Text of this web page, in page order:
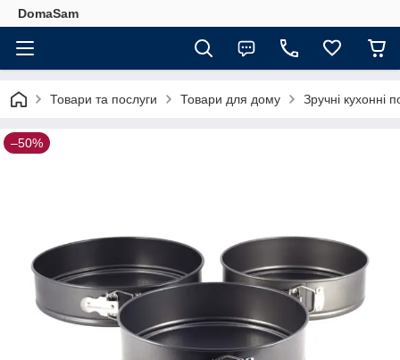
DomaSam
Товари та послуги Товари для дому Зручні кухонні
–50%